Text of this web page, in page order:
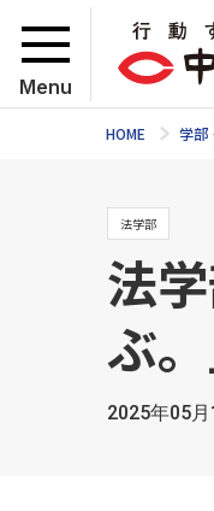
Menu
HOME 学部
法学部
法
ぶ
2025年05月